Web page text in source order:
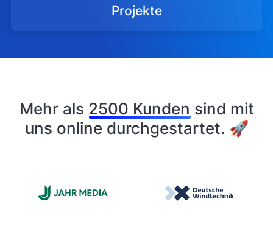
Projekte
Mehr als 2500 Kunden sind mit
uns online durchgestartet. 🚀